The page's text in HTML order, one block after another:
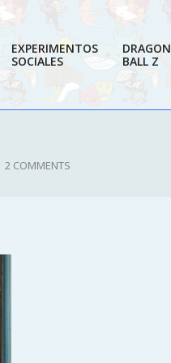
EXPERIMENTOS
SOCIALES
DRAGON
BALL Z
2 COMMENTS